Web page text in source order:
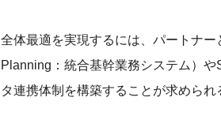
全体最適を実現するには、パートナー
Planning：統合基幹業務システム）や
タ連携体制を構築することが求められ